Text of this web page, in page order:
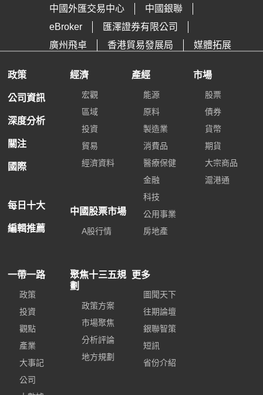
中國外匯交易中心
中國銀聯
eBroker
匯澤證券有限公司
廣州飛卓
香港貿易發展局 媒體拓展
政策
公司資訊
深度分析
關注
國際
每日十大
編輯推薦
經濟
宏觀
區域
投資
貿易
經濟資料
中國股票市場
A股行情
產經
能源
原料
製造業
消費品
醫療保健
金融
科技
公用事業
房地產
市場
股票
債券
貨幣
期貨
大宗商品
滬港通
一帶一路
政策
投資
觀點
產業
大事記
公司
聚焦十三五規
劃
政策方案
市場聚焦
分析評論
地方規劃
更多
圖聞天下
往期論壇
銀聯智策
短訊
省份介紹